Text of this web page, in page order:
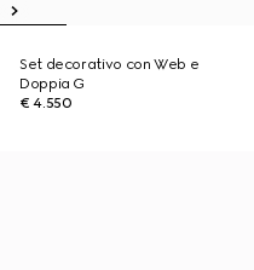
Set decorativo con Web e
Doppia G
€ 4.550